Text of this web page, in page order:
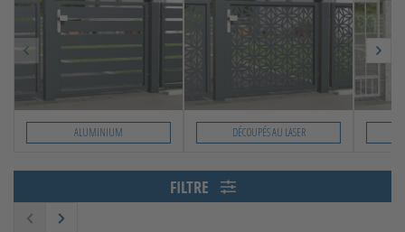
ALUMINIUM DÉCOUPÉS AU LASER
FILTRE